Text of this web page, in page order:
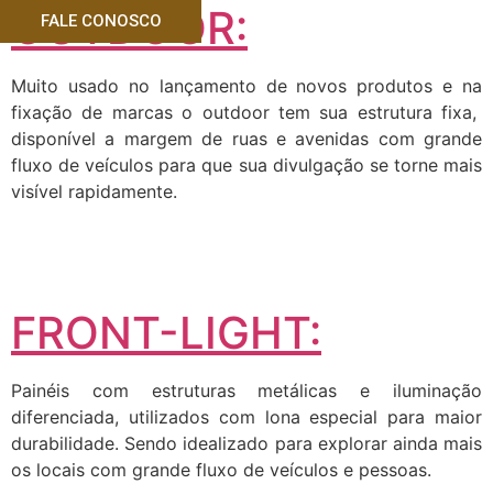
FALE CONOSCO
OUTDOOR:
Muito usado no lançamento de novos produtos e na
fixação de marcas o outdoor tem sua estrutura fixa,
disponível a margem de ruas e avenidas com grande
fluxo de veículos para que sua divulgação se torne mais
visível rapidamente.
FRONT-LIGHT:
Painéis com estruturas metálicas e iluminação
diferenciada, utilizados com lona especial para maior
durabilidade. Sendo idealizado para explorar ainda mais
os locais com grande fluxo de veículos e pessoas.